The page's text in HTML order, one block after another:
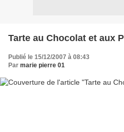
Tarte au Chocolat et aux
Publié le 15/12/2007 à 08:43
Par marie pierre 01